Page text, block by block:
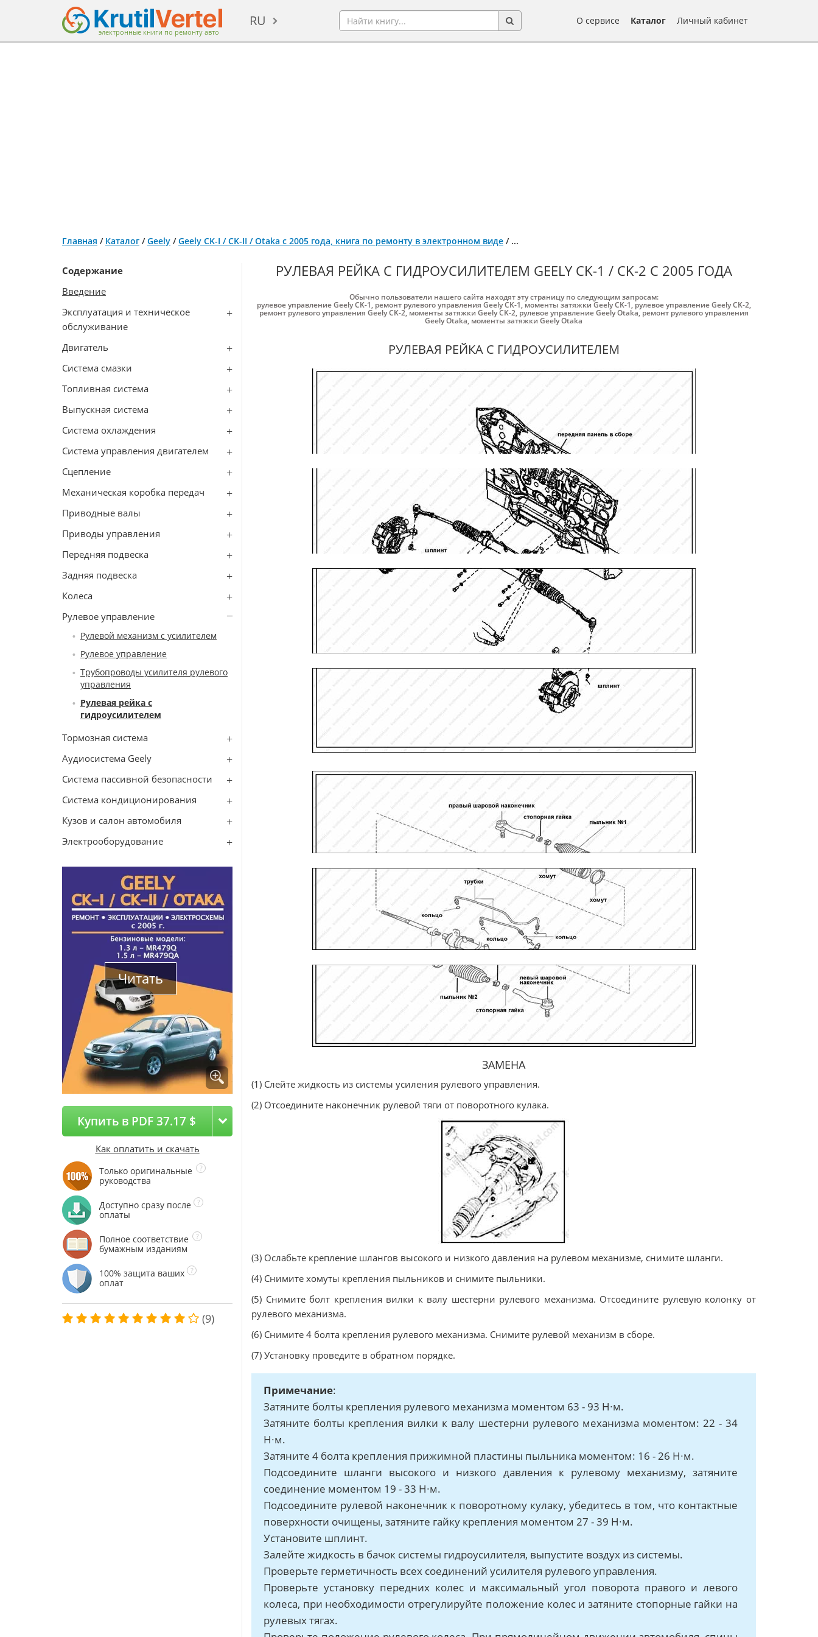
электронные книги по ремонту авто
RU О сервисе Каталог Личный кабинет
Главная / Каталог /Geely /Geely CK-I / CK-II / Otaka с 2005 года, книга по ремонту в электронном виде / ...
Содержание
Введение
Эксплуатация и техническое
обслуживание
Двигатель
Система смазки
Топливная система
Выпускная система
Система охлаждения
Система управления двигателем
Сцепление
Механическая коробка передач
Приводные валы
Приводы управления
Передняя подвеска
Задняя подвеска
Колеса
Рулевое управление
Рулевой механизм с усилителем
Рулевое управление
Трубопроводы усилителя рулевого
управления
Рулевая рейка с
гидроусилителем
Тормозная система
Аудиосистема Geely
Система пассивной безопасности
Система кондиционирования
Кузов и салон автомобиля
Электрооборудование
Читать
Купить в PDF 37.17 $
Как оплатить и скачать
Только оригинальные
руководства
Доступно сразу после
оплаты
Полное соответствие
бумажным изданиям
100% защита ваших
оплат
(9)
РУЛЕВАЯ РЕЙКА С ГИДРОУСИЛИТЕЛЕМ GEELY CK-1 / CK-2 С 2005 ГОДА
Обычно пользователи нашего сайта находят эту страницу по следующим запросам:
рулевое управление Geely CK-1, ремонт рулевого управления Geely CK-1,моменты затяжки Geely CK-1, рулевое управление Geely CK-2,
ремонт рулевого управления Geely CK-2,моменты затяжки Geely CK-2, рулевое управление Geely Otaka,ремонт рулевого управления
Geely Otaka, моменты затяжки Geely Otaka
РУЛЕВАЯ РЕЙКА С ГИДРОУСИЛИТЕЛЕМ
ЗАМЕНА
(1) Слейте жидкость из системы усиления рулевого управления.
(2) Отсоедините наконечник рулевой тяги от поворотного кулака.
(3) Ослабьте крепление шлангов высокого и низкого давления на рулевом механизме, снимите шланги.
(4) Снимите хомуты крепления пыльников и снимите пыльники.
(5) Снимите болт крепления вилки к валу шестерни рулевого механизма. Отсоедините рулевую колонку от
рулевого механизма.
(6) Снимите 4 болта крепления рулевого механизма. Снимите рулевой механизм в сборе.
(7) Установку проведите в обратном порядке.
Примечание:
Затяните болты крепления рулевого механизма моментом 63 - 93 Н∙м.
Затяните болты крепления вилки к валу шестерни рулевого механизма моментом: 22 - 34
Н∙м.
Затяните 4 болта крепления прижимной пластины пыльника моментом: 16 - 26 Н∙м.
Подсоедините шланги высокого и низкого давления к рулевому механизму, затяните
соединение моментом 19 - 33 Н∙м.
Подсоедините рулевой наконечник к поворотному кулаку, убедитесь в том, что контактные
поверхности очищены, затяните гайку крепления моментом 27 - 39 Н∙м.
Установите шплинт.
Залейте жидкость в бачок системы гидроусилителя, выпустите воздух из системы.
Проверьте герметичность всех соединений усилителя рулевого управления.
Проверьте установку передних колес и максимальный угол поворота правого и левого
колеса, при необходимости отрегулируйте положение колес и затяните стопорные гайки на
рулевых тягах.